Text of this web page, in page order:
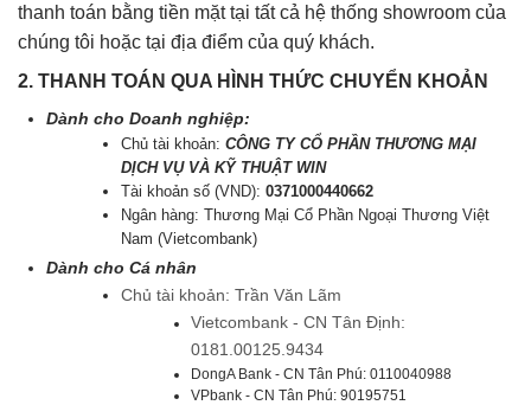
thanh toán bằng tiền mặt tại tất cả hệ thống showroom của
chúng tôi hoặc tại địa điểm của quý khách.
2. THANH TOÁN QUA HÌNH THỨC CHUYỂN KHOẢN
Dành cho Doanh nghiệp:
Chủ tài khoản:CÔNG TY CỔ PHẦN THƯƠNG MẠI
DỊCH VỤ VÀ KỸ THUẬT WIN
Tài khoản số (VND):0371000440662
Ngân hàng: Thương Mại Cổ Phần Ngoại Thương Việt
Nam (Vietcombank)
Dành cho Cá nhân
Chủ tài khoản: Trần Văn Lãm
Vietcombank - CN Tân Định:
0181.00125.9434
DongA Bank - CN Tân Phú: 0110040988
VPbank - CN Tân Phú: 90195751